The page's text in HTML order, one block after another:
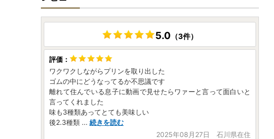
5.0 （3件）
ワクワクしながらプリンを取り出した
ゴムの中にどうなってるか不思議です
離れて住んでいる息子に動画で見せたらワァーと言って面白いと
言ってくれました
味も3種類あってとても美味しい
後2.3種類 ... 続きを読む
2025年08月27日 石川県在住